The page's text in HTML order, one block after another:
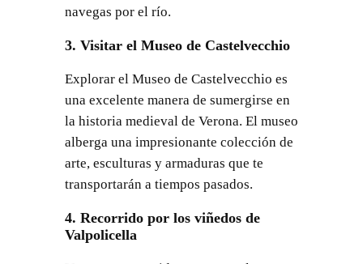
navegas por el río.
3. Visitar el Museo de Castelvecchio
Explorar el Museo de Castelvecchio es
una excelente manera de sumergirse en
la historia medieval de Verona. El museo
alberga una impresionante colección de
arte, esculturas y armaduras que te
transportarán a tiempos pasados.
4. Recorrido por los viñedos de
Valpolicella